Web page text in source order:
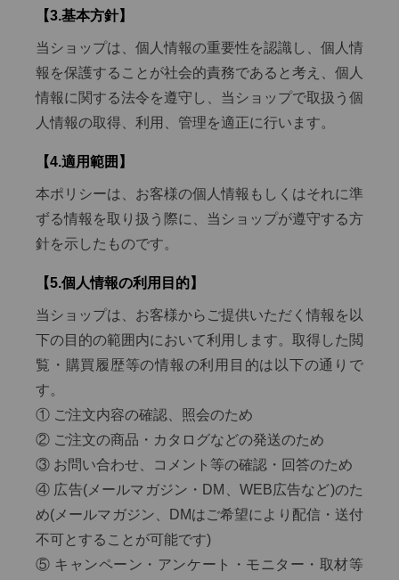
【3.基本方針】
当ショップは、個人情報の重要性を認識し、個人情
報を保護することが社会的責務であると考え、個人
情報に関する法令を遵守し、当ショップで取扱う個
人情報の取得、利用、管理を適正に行います。
【4.適用範囲】
本ポリシーは、お客様の個人情報もしくはそれに準
ずる情報を取り扱う際に、当ショップが遵守する方
針を示したものです。
【5.個人情報の利用目的】
当ショップは、お客様からご提供いただく情報を以
下の目的の範囲内において利用します。取得した閲
覧・購買履歴等の情報の利用目的は以下の通りで
す。
① ご注文内容の確認、照会のため
② ご注文の商品・カタログなどの発送のため
③ お問い合わせ、コメント等の確認・回答のため
④ 広告(メールマガジン・DM、WEB広告など)のた
め(メールマガジン、DMはご希望により配信・送付
不可とすることが可能です)
⑤ キャンペーン・アンケート・モニター・取材等